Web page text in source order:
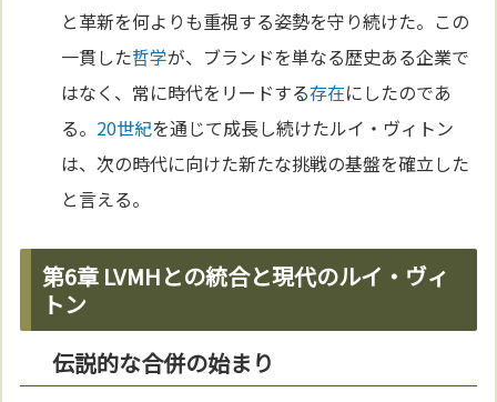
と革新を何よりも重視する姿勢を守り続けた。この
一貫した哲学が、ブランドを単なる歴史ある企業で
はなく、常に時代をリードする存在にしたのであ
る。 20世紀を通じて成長し続けたルイ・ヴィトン
は、次の時代に向けた新たな挑戦の基盤を確立した
と言える。
第6章 LVMHとの統合と現代のルイ・ヴィ
トン
伝説的な合併の始まり